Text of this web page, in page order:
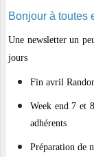
Bonjour à toutes
Une newsletter un
jours
Fin avril
Week end 7 et
adhérents
Préparation de